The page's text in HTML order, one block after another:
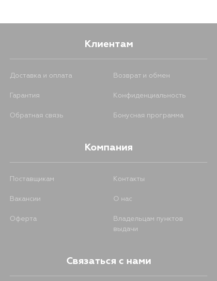
Клиентам
Доставка и оплата Возврат и обмен
Гарантия Конфиденциальность
Обратная связь Бонусная программа
Компания
Поставщикам Контакты
Вакансии О нас
Оферта
Владельцам пунктов
выдачи
Связаться с нами